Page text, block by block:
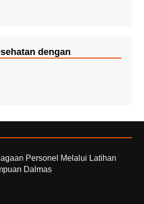
dengan
Personel Melalui Latihan
Dalmas